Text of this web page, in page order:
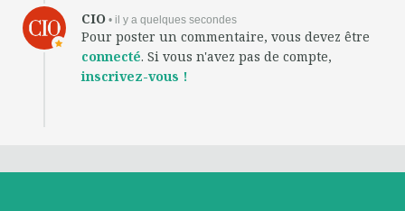
CIO • il y a quelques secondes
Pour poster un commentaire, vous devez être
connecté. Si vous n'avez pas de compte,
inscrivez-vous !